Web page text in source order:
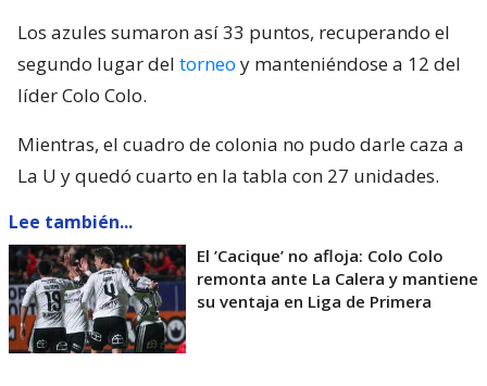
Los azules sumaron así 33 puntos, recuperando el
segundo lugar del torneo y manteniéndose a 12 del
líder Colo Colo.
Mientras, el cuadro de colonia no pudo darle caza a
La U y quedó cuarto en la tabla con 27 unidades.
Lee también...
El ’Cacique’ no afloja: Colo Colo
remonta ante La Calera y mantiene
su ventaja en Liga de Primera